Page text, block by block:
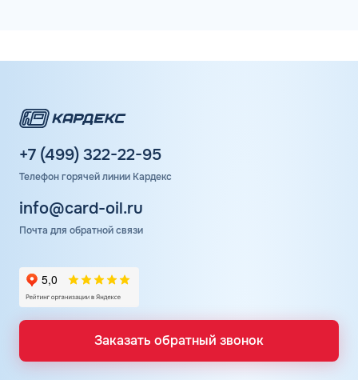
+7 (499) 322-22-95
Телефон горячей линии Кардекс
info@card-oil.ru
Почта для обратной связи
Заказать обратный звонок